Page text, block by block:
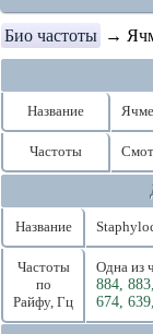
Био частоты →
Название
Частоты
Название
Частоты
по
Райфу, Гц
Одна из
884,
674,